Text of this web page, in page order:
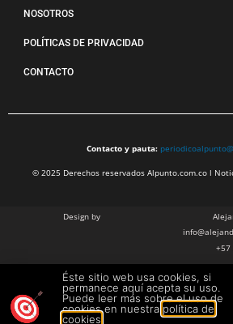
NOSOTROS
POLÍTICAS DE PRIVACIDAD
CONTACTO
Contacto y pauta:
© 2025 Derechos reservados Alpunto.com.co l
Design by
+57
Julian
+57
Éste sitio web usa cookies, si
permanece aquí acepta su uso.
Puede leer más sobre el uso de
cookies en nuestra política de
cookies